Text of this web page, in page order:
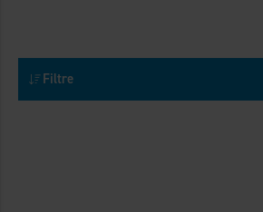
Filtre